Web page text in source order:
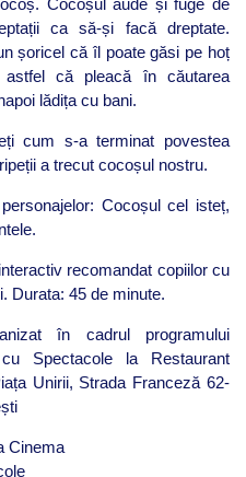
Cocoșul aude și fuge de
ca să-și facă dreptate.
șoricel că îl poate găsi pe hoț
că pleacă în căutarea
lădița cu bani.
cum s-a terminat povestea
a trecut cocoșul nostru.
Cocoșul cel isteț,
recomandat copiilor cu
Durata: 45 de minute.
în cadrul programului
Spectacole la Restaurant
Unirii, Strada Franceză 62-
Cinema